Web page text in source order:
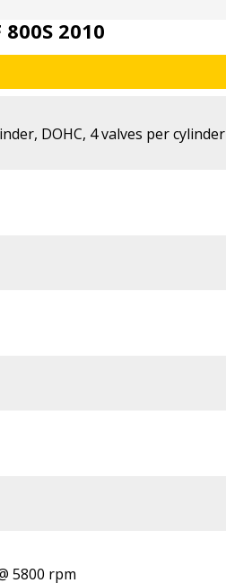
800S 2010
DOHC, 4 valves per cylinder
5800 rpm